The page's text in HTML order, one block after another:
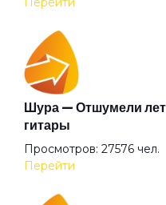
Ангел дождя
Ангел
Анютины глазки
Шура — Отшумели
гитары
Просмотров: 27576 чел.
Перейти